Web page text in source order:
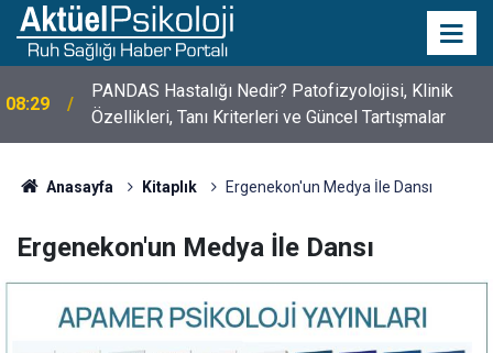
10:30
10 Mayıs Psikologlar Günü Nasıl Ortaya Çıktı? 10
Mayıs Tarihinin Hikayesi
Anasayfa Kitaplık Ergenekon'un Medya İle Dansı
Ergenekon'un Medya İle Dansı